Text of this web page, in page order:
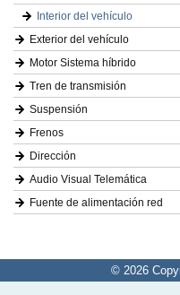
Interior del vehículo
Exterior del vehículo
Motor Sistema híbrido
Tren de transmisión
Suspensión
Frenos
Dirección
Audio Visual Telemática
Fuente de alimentación red
© 2026